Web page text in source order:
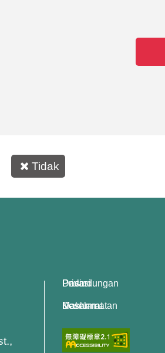
Tidak
Dasar Perlindungan Privasi
Dasar Keselamatan Maklumat